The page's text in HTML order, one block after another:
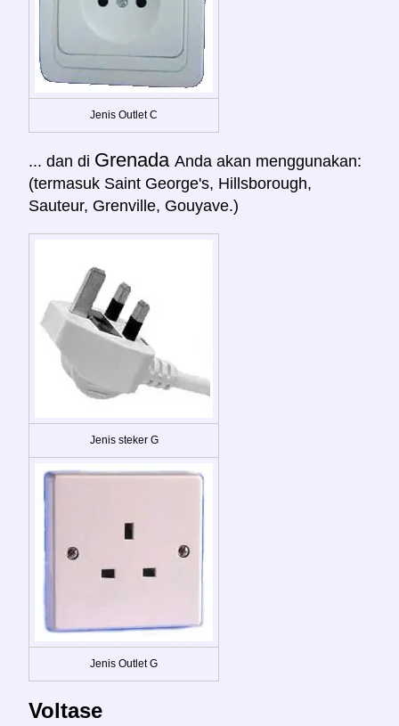
Jenis Outlet C
... dan di Grenada Anda akan menggunakan:
(termasuk Saint George's, Hillsborough,
Sauteur, Grenville, Gouyave.)
Jenis steker G
Jenis Outlet G
Voltase